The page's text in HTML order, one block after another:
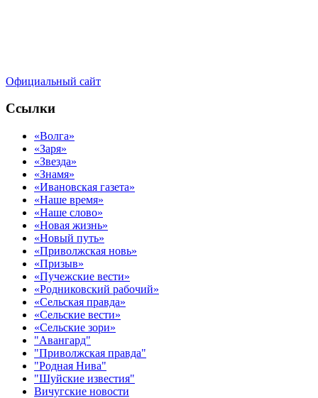
Официальный сайт
Ссылки
«Волга»
«Заря»
«Звезда»
«Знамя»
«Ивановская газета»
«Наше время»
«Наше слово»
«Новая жизнь»
«Новый путь»
«Приволжская новь»
«Призыв»
«Пучежские вести»
«Родниковский рабочий»
«Сельская правда»
«Сельские вести»
«Сельские зори»
"Авангард"
"Приволжская правда"
"Родная Нива"
"Шуйские известия"
Вичугские новости